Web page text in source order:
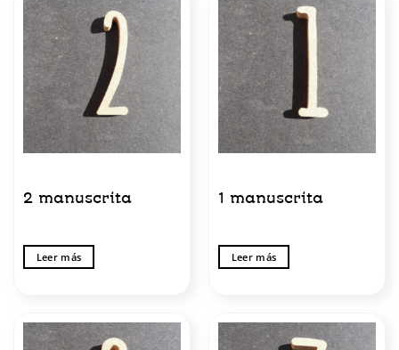
2 manuscrita
Leer más
1 manuscrita
Leer más